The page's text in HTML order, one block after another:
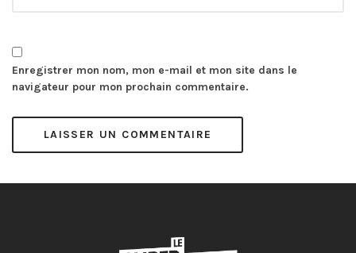
Enregistrer mon nom, mon e-mail et mon site dans le
navigateur pour mon prochain commentaire.